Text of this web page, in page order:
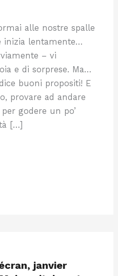
alle nostre spalle
inizia lentamente…
– vi
e di sorprese. Ma…
buoni propositi! E
provare ad andare
godere un po’
[…]
janvier